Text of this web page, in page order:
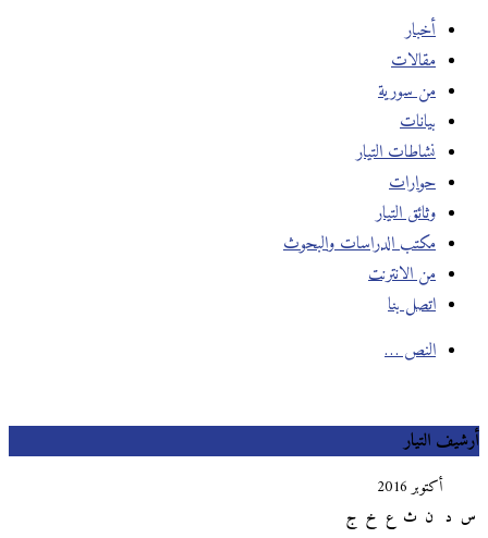
أخبار
مقالات
من سورية
بيانات
نشاطات التيار
حوارات
وثائق التيار
مكتب الدراسات والبحوث
من الانترنت
اتصل بنا
النص …
أرشيف التيار
أكتوبر 2016
س
ث خ ج